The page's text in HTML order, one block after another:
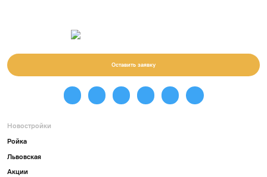
Новостройки
Ройка
Львовская
Акции
Оставить заявку